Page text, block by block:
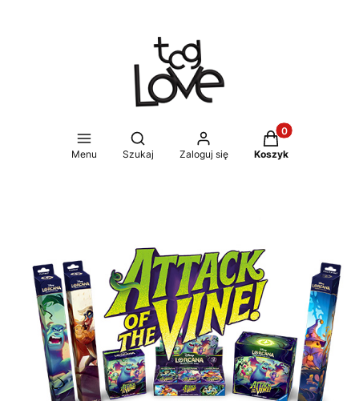
Menu
Otwórz wyszukiwarkę
Szukaj Zaloguj się
Produkty w
Koszyk